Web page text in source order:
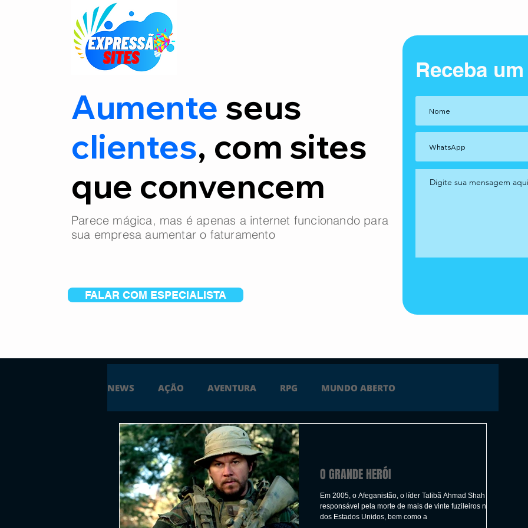
Aumente seus
clientes, com sites
que convencem
Parece mágica, mas é apenas a internet funcionando para
sua empresa aumentar o faturamento
FALAR COM ESPECIALISTA
Receba
NEWS AÇÃO AVENTURA RPG MUNDO ABERTO
ESTRATÉGIA SIMULAÇÃO FICÇÃO
PS5 XBOX ONE XBOX SERIES X ÚLTIMAS
O GRANDE HERÓI
Em 2005, o Afeganistão, o líder Talibã Ahmad Shah é
responsável pela morte de mais de vinte fuzileiros navais
dos Estados Unidos, bem como a